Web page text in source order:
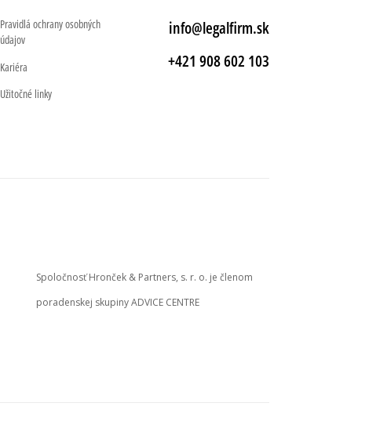
Pravidlá ochrany osobných
údajov
Kariéra
Užitočné linky
info@legalfirm.sk
+421 908 602 103
Spoločnosť Hronček & Partners, s. r. o. je členom
poradenskej skupiny ADVICE CENTRE